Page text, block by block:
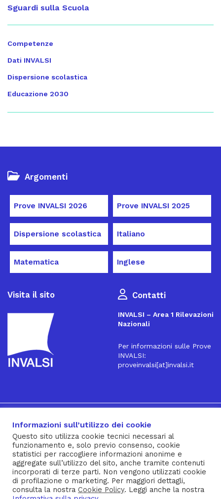
Sguardi sulla Scuola
Competenze
Dati INVALSI
Dispersione scolastica
Educazione 2030
Argomenti
Prove INVALSI 2026 Prove INVALSI 2025
Dispersione scolastica Italiano
Matematica Inglese
Visita il sito Contatti
INVALSI – Area 1 Rilevazioni
Nazionali
Per informazioni sulle Prove
INVALSI:
proveinvalsi[at]invalsi.it
Iscriviti alla Newsletter
® INVALSI – Via Ippolito Nievo, 35 – 00153 ROMA – tel. 06
941851 – fax 06 94185215 – c.f. 92000450582
Privacy Policy– Cookie Policy –Note Legali–Social Media
Policy
Informazioni sull’utilizzo dei cookie
Questo sito utilizza cookie tecnici necessari al
funzionamento e, solo previo consenso, cookie
statistici per raccogliere informazioni anonime e
aggregate sull’utilizzo del sito, anche tramite contenuti
incorporati di terze parti. Non vengono utilizzati cookie
di profilazione o marketing. Per maggiori dettagli,
consulta la nostra Cookie Policy. Leggi anche la nostra